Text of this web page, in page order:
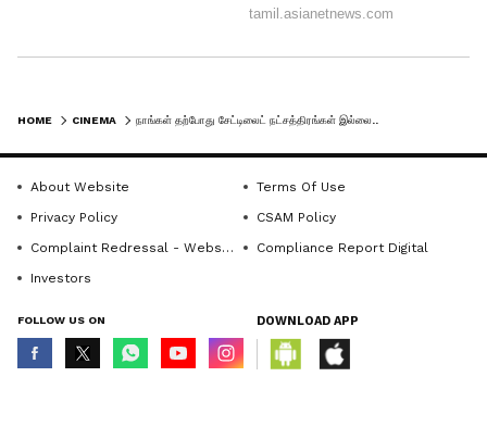
இயக்குனர்..பகத் பாசில் கொடுத்த ட்ரீட்
HOME CINEMA
About Website
Terms Of Use
Privacy Policy
CSAM Policy
Complaint Redressal - Website
Compliance Report Digital
Investors
FOLLOW US ON DOWNLOAD APP